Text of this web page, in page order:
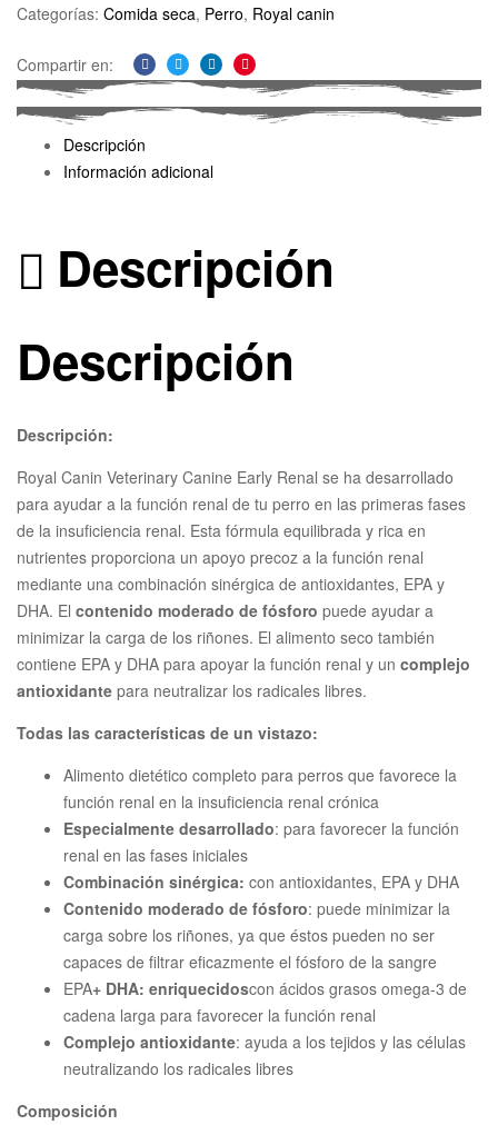
Categorías: Comida seca, Perro, Royal canin
Compartir en:
Facebook
TwitterLinkedinPinterest
Descripción
Información adicional
Descripción
Descripción
Descripción:
Royal Canin Veterinary Canine Early Renal se ha desarrollado
para ayudar a la función renal de tu perro en las primeras fases
de la insuficiencia renal. Esta fórmula equilibrada y rica en
nutrientes proporciona un apoyo precoz a la función renal
mediante una combinación sinérgica de antioxidantes, EPA y
DHA. El contenido moderado de fósforo puede ayudar a
minimizar la carga de los riñones. El alimento seco también
contiene EPA y DHA para apoyar la función renal y un complejo
antioxidante para neutralizar los radicales libres.
Todas las características de un vistazo:
Alimento dietético completo para perros que favorece la
función renal en la insuficiencia renal crónica
Especialmente desarrollado: para favorecer la función
renal en las fases iniciales
Combinación sinérgica: con antioxidantes, EPA y DHA
Contenido moderado de fósforo: puede minimizar la
carga sobre los riñones, ya que éstos pueden no ser
capaces de filtrar eficazmente el fósforo de la sangre
EPA+ DHA: enriquecidoscon ácidos grasos omega-3 de
cadena larga para favorecer la función renal
Complejo antioxidante: ayuda a los tejidos y las células
neutralizando los radicales libres
Composición